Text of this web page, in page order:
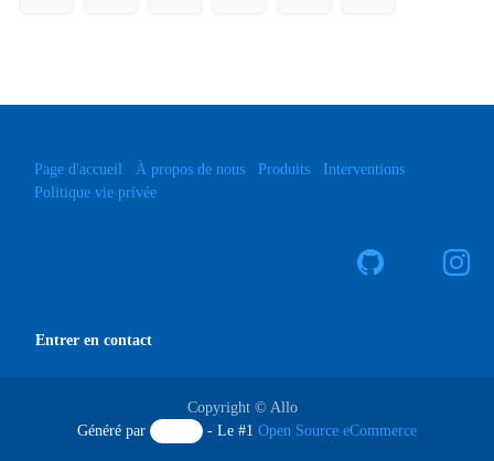
Page d'accueil À propos de nous
Produits
Interventions
Politique vie privée
Entrer en contact
Copyright © Allo
Généré par
- Le #1Open Source eCommerce